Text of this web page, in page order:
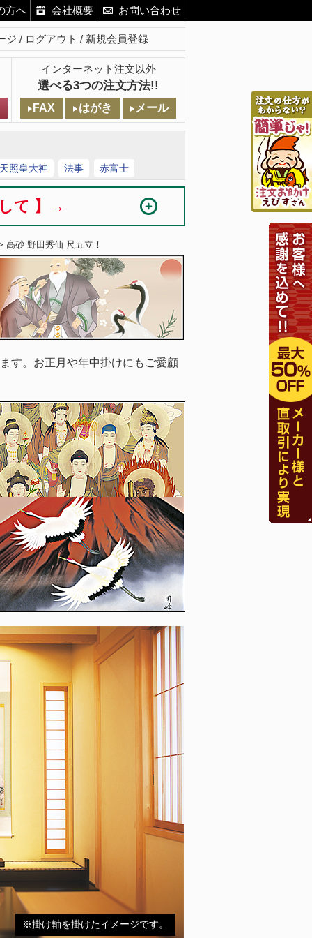
方へ 会社概要 お問い合わせ
ジ ログアウト 新規会員登録
インターネット注文以外
選べる3つの注文方法!!
FAX はがき メール
照皇大神 法事 赤富士
して 】→
高砂 野田秀仙 尺五立！
す。お正月や年中掛けにもご愛顧
※掛け軸を掛けたイメージです。